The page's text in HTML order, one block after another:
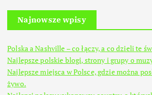
Najnowsze wpisy
Polska a Nashville – co łączy, a co dzieli te
Najlepsze polskie blogi, strony i grupy o
Najlepsze miejsca w Polsce, gdzie można
żywo.